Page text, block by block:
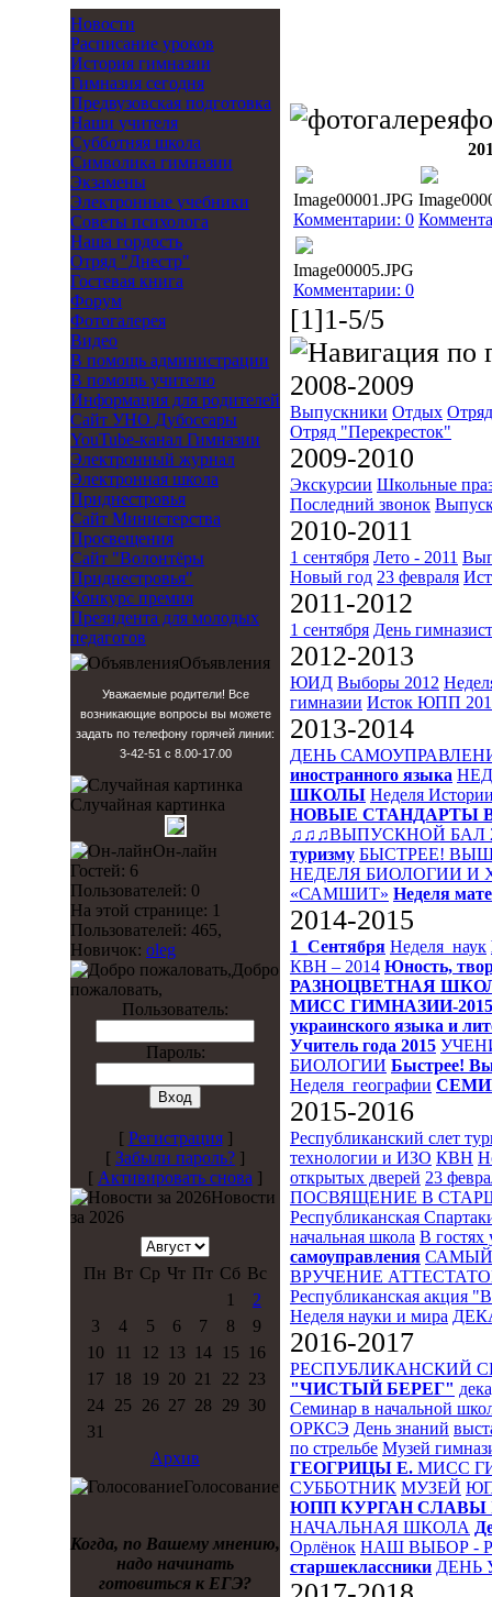
Новости
Расписание уроков
История гимназии
Гимназия сегодня
Предвузовская подготовка
Наши учителя
Субботняя школа
Символика гимназии
Экзамены
Электронные учебники
Советы психолога
Наша гордость
Отряд "Днестр"
Гостевая книга
Форум
Фотогалерея
Видео
В помощь администрации
В помощь учителю
Информация для родителей
Cайт УНО Дубоссары
YouTube-канал Гимназии
Электронный журнал
Электронная школа
Приднестровья
Сайт Министерства
Просвещения
Сайт "Волонтёры
Приднестровья"
Конкурс премия
Президента для молодых
педагогов
Объявления
Уважаемые родители! Все
возникающие вопросы вы можете
задать по телефону горячей линии:
3-42-51 с 8.00-17.00
Случайная картинка
Он-лайн
Гостей: 6
Пользователей: 0
На этой странице: 1
Пользователей: 465,
Новичок: oleg
Добро
пожаловать,
Пользователь:
Пароль:
[ Регистрация]
[ Забыли пароль? ]
[ Активировать снова ]
Новости
за 2026
Пн Вт Ср Чт Пт Сб Вс
1
2
3
4 5 6 7 8
9
10
11 12 13 14 15
16
17
18 19 20 21 22 23
24
25 26 27 28 29 30
31
Архив
Голосование
Когда, по Вашему мнению,
надо начинать
готовиться к ЕГЭ?
Image00001.JPG
Комментарии: 0
Image00005.JPG
Комментарии: 0
[1]1-5/5
2008-2009
Выпускники Отдых
Отряд "Перекресток"
2009-2010
Экскурсии Школьные
Последний звонок
2010-2011
1 сентября Лето - 2011
Новый год 23 февраля
2011-2012
1 сентября День
2012-2013
ЮИД Выборы 2012
гимназии Исток ЮПП
2013-2014
ДЕНЬ
иностранного языка
ШКОЛЫ Неделя
НОВЫЕ СТАНДАРТЫ
♫♫♫ВЫПУСКНОЙ БАЛ
туризму БЫСТРЕЕ!
НЕДЕЛЯ БИОЛОГИИ И
«САМШИТ» Неделя
2014-2015
1_Сентября Неделя_наук
КВН – 2014 Юность,
РАЗНОЦВЕТНАЯ
МИСС ГИМНАЗИИ-2015
украинского языка и
Учитель года 2015
БИОЛОГИИ Быстрее!
Неделя_географии
2015-2016
Республиканский слет
технологии и ИЗО КВН
открытых дверей 23
ПОСВЯЩЕНИЕ В
Республиканская
начальная школа В гостях
самоуправления
ВРУЧЕНИЕ
Республиканская акция
Неделя науки и мира
2016-2017
РЕСПУБЛИКАНСКИЙ
"ЧИСТЫЙ БЕРЕГ"
Семинар в начальной
ОРКСЭ День знаний
по стрельбе Музей
ГЕОГРИЦЫ Е. МИСС
СУББОТНИК МУЗЕЙ
ЮПП КУРГАН СЛАВЫ
НАЧАЛЬНАЯ ШКОЛА
Орлёнок НАШ ВЫБОР -
старшеклассники ДЕНЬ